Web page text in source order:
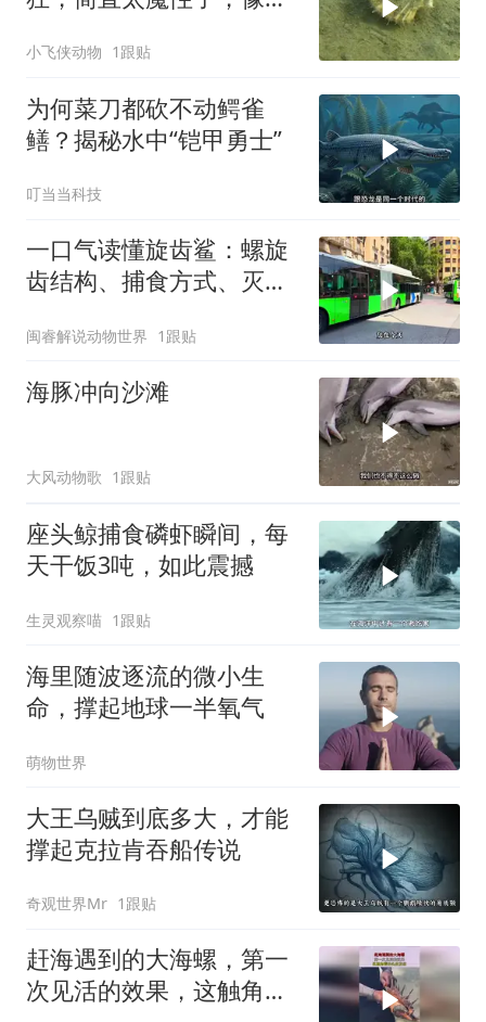
小飞侠动物 1跟贴
为何菜刀都砍不动鳄雀
鳝？揭秘水中“铠甲勇士”
叮当当科技
一口气读懂旋齿鲨：螺旋
齿结构、捕食方式、灭绝
闽睿解说动物世界 1跟贴
海豚冲向沙滩
大风动物歌 1跟贴
座头鲸捕食磷虾瞬间，每
天干饭3吨，如此震撼
生灵观察喵 1跟贴
海里随波逐流的微小生
命，撑起地球一半氧气
萌物世界
大王乌贼到底多大，才能
撑起克拉肯吞船传说
奇观世界Mr 1跟贴
赶海遇到的大海螺，第一
次见活的效果，这触角看